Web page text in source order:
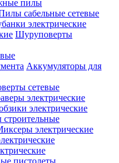
пилы
сабельные сетевые
электрические
Шуруповерты
Аккумуляторы для
сетевые
электрические
электрические
электрические
пистолеты